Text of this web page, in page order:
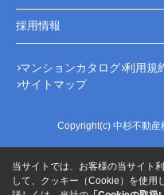
採用情報
マンションカタログ 利用規
サイトマップ
Copyright(c) 中杉不動
当サイトでは、お客様の当サイト
して、クッキー（Cookie）を使用